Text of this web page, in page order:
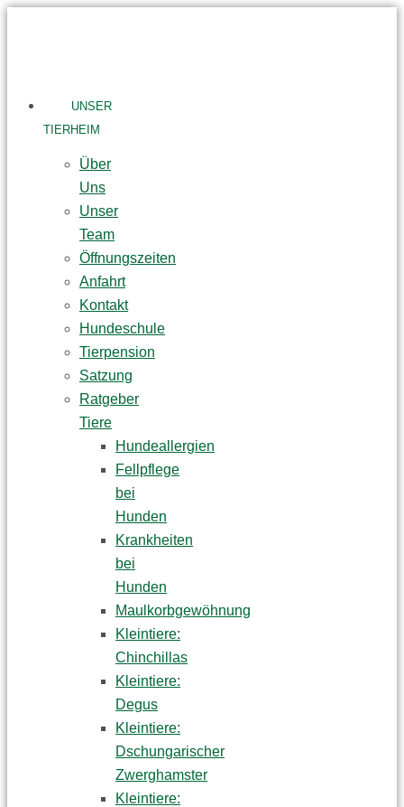
UNSER
TIERHEIM
Über
Uns
Unser
Team
Öffnungszeiten
Anfahrt
Kontakt
Hundeschule
Tierpension
Satzung
Ratgeber
Tiere
Hundeallergien
Fellpflege
bei
Hunden
Krankheiten
bei
Hunden
Maulkorbgewöhnung
Kleintiere:
Chinchillas
Kleintiere:
Degus
Kleintiere:
Dschungarischer
Zwerghamster
Kleintiere: